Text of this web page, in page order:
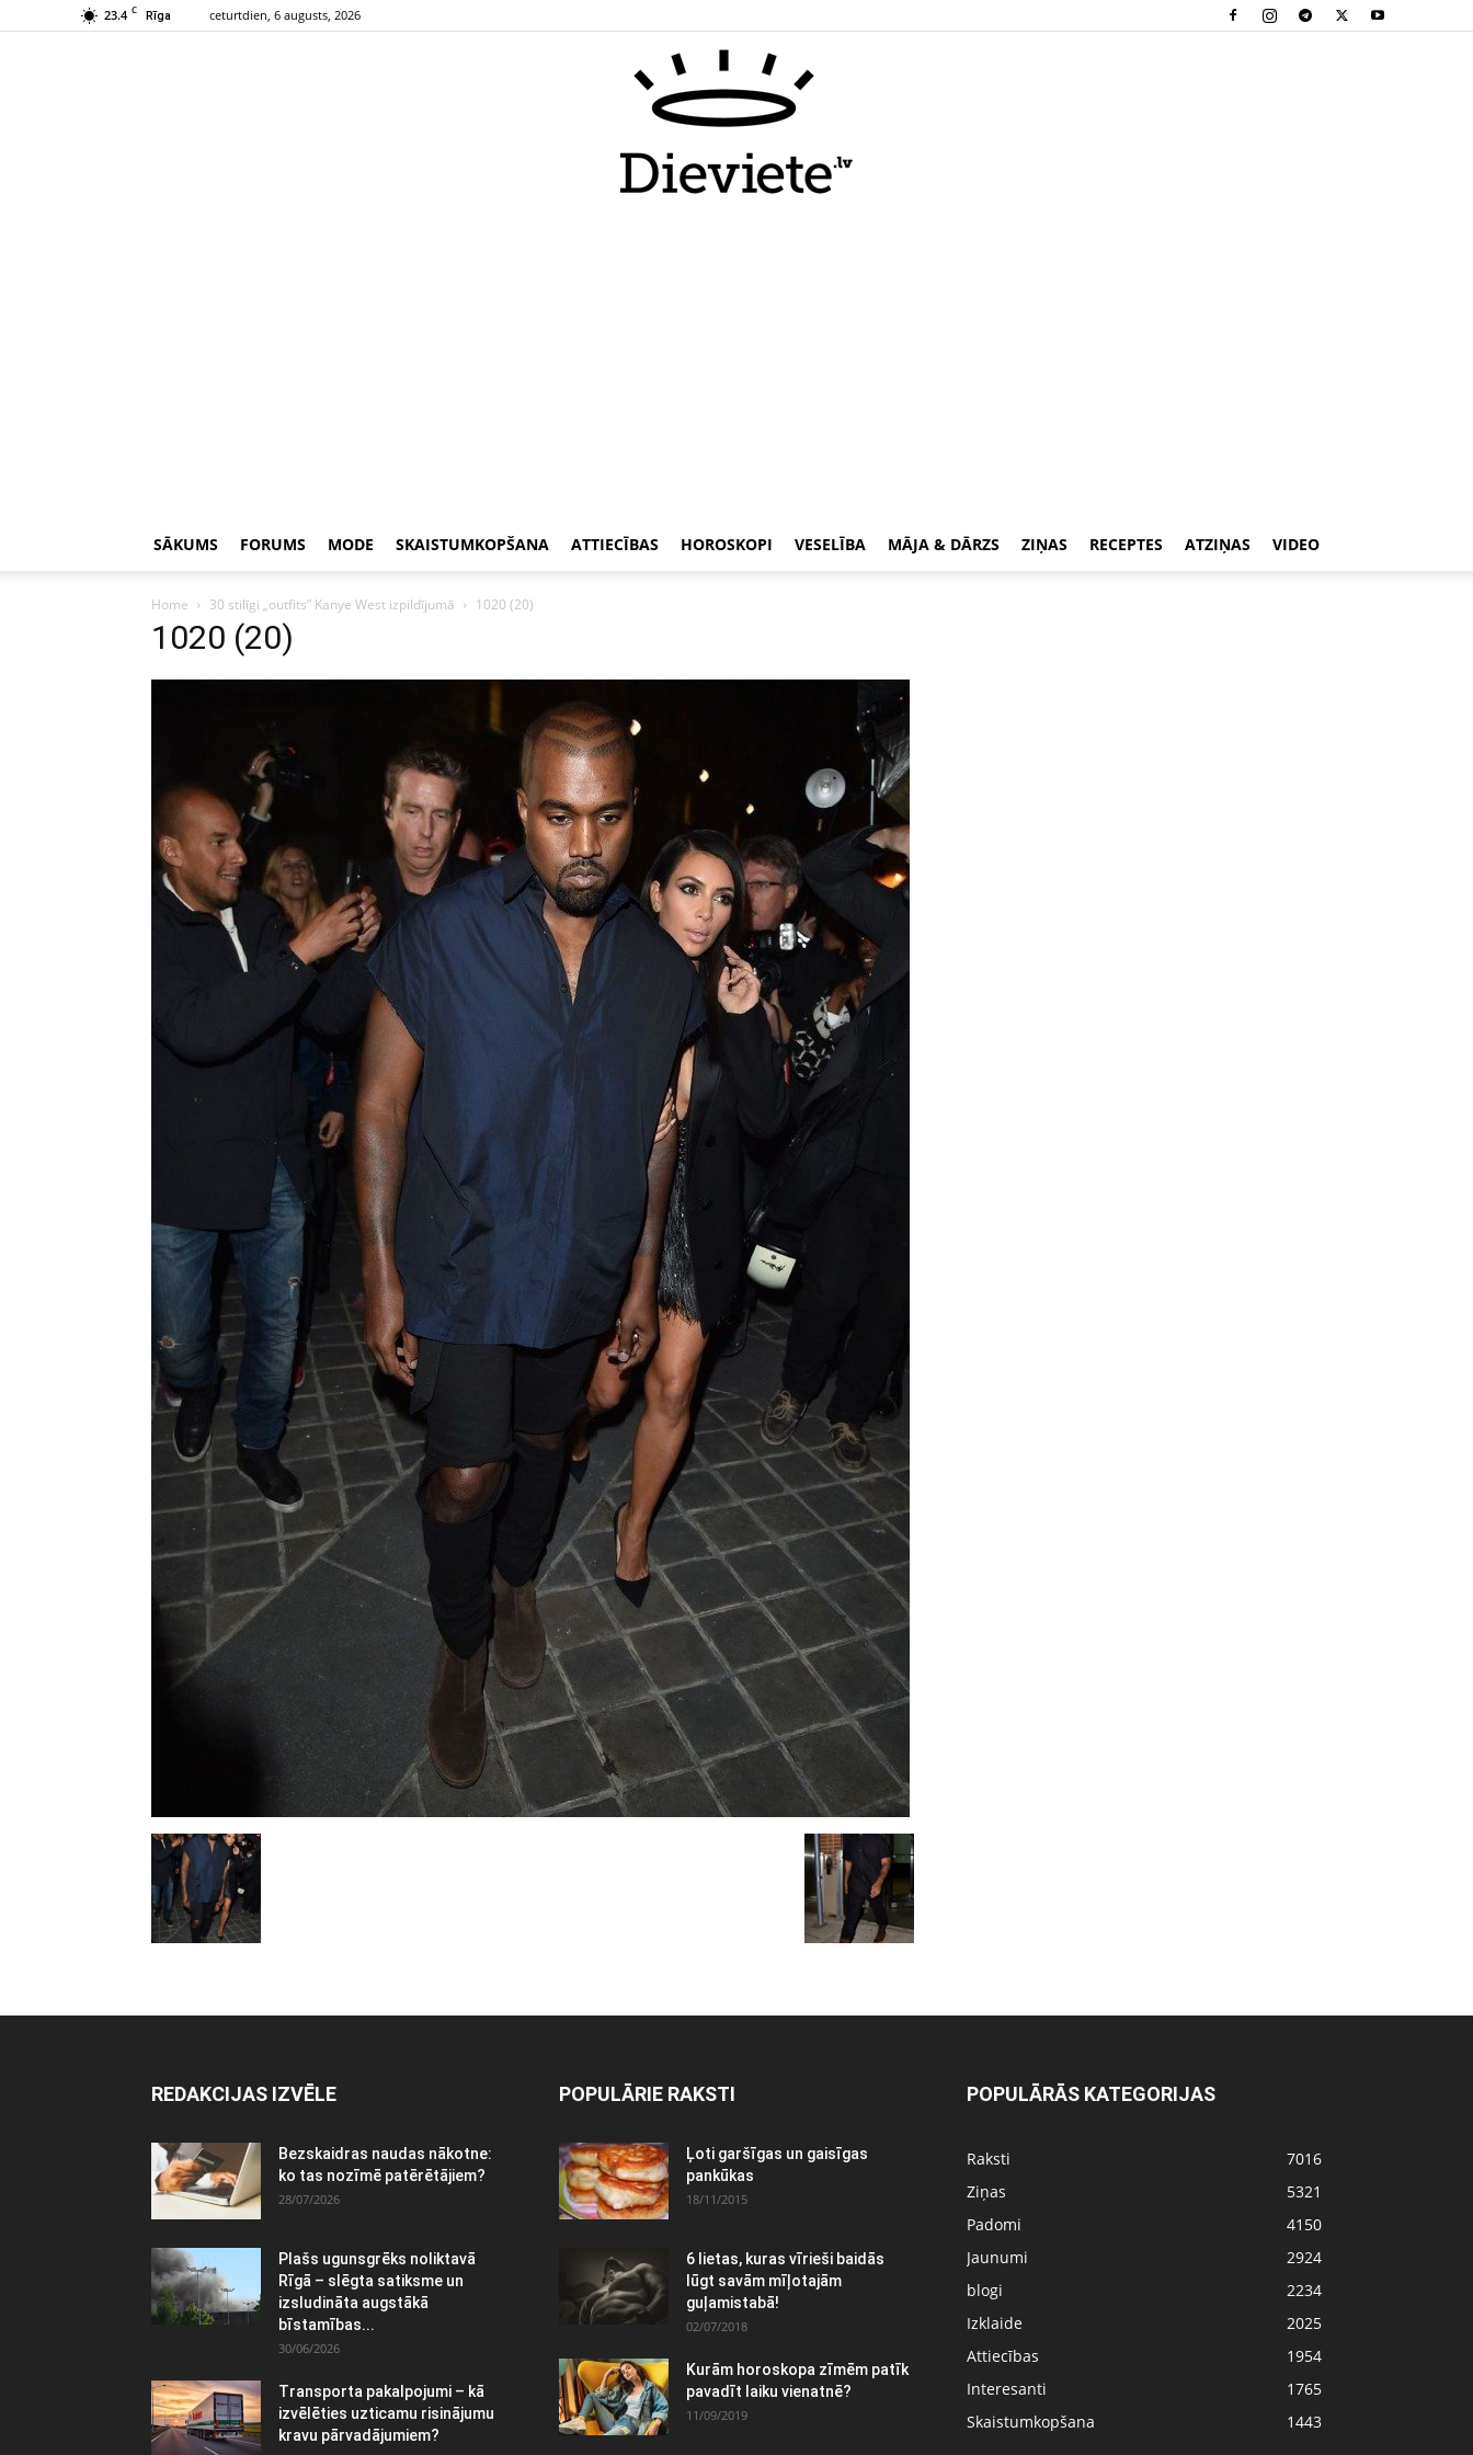
23.4 C Rīga ceturtdien, 6 augusts, 2026
SĀKUMS FORUMS MODE SKAISTUMKOPŠANA ATTIECĪBAS HOROSKOPI VESELĪBA MĀJA & DĀRZS ZIŅAS RECEPTES ATZIŅAS VIDEO
Home 30 stilīgi „outfits” Kanye West izpildījumā 1020 (20)
1020 (20)
REDAKCIJAS IZVĒLE
Bezskaidras naudas nākotne:
ko tas nozīmē patērētājiem?
28/07/2026
Plašs ugunsgrēks noliktavā
Rīgā – slēgta satiksme un
izsludināta augstākā
bīstamības...
30/06/2026
Transporta pakalpojumi – kā
izvēlēties uzticamu risinājumu
kravu pārvadājumiem?
POPULĀRIE RAKSTI
Ļoti garšīgas un gaisīgas
pankūkas
18/11/2015
6 lietas, kuras vīrieši baidās
lūgt savām mīļotajām
guļamistabā!
02/07/2018
Kurām horoskopa zīmēm patīk
pavadīt laiku vienatnē?
11/09/2019
POPULĀRĀS KATEGORIJAS
Raksti
7016
Ziņas
5321
Padomi
4150
Jaunumi
2924
blogi
2234
Izklaide
2025
Attiecības
1954
Interesanti
1765
Skaistumkopšana
1443